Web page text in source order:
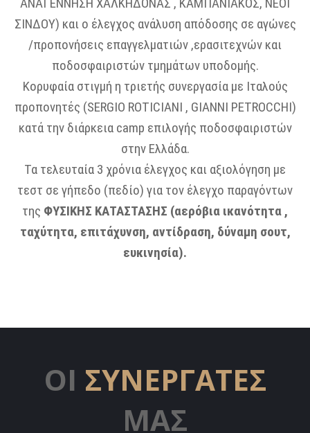
ΣΙΝΔΟΥ) και ο έλεγχος ανάλυση απόδοσης σε αγώνες
/προπονήσεις επαγγελματιών ,ερασιτεχνών και
ποδοσφαιριστών τμημάτων υποδομής.
Κορυφαία στιγμή η τριετής συνεργασία με Ιταλούς
προπονητές (SERGIO ROTICIANI , GIANNI PETROCCHI)
κατά την διάρκεια camp επιλογής ποδοσφαιριστών
στην Ελλάδα.
Τα τελευταία 3 χρόνια έλεγχος και αξιολόγηση με
τεστ σε γήπεδο (πεδίο) για τον έλεγχο παραγόντων
της ΦΥΣΙΚΗΣ ΚΑΤΑΣΤΑΣΗΣ (αερόβια ικανότητα ,
ταχύτητα, επιτάχυνση, αντίδραση, δύναμη σουτ,
ευκινησία).
ΟΙ ΣΥΝΕΡΓΑΤΕΣ
ΜΑΣ